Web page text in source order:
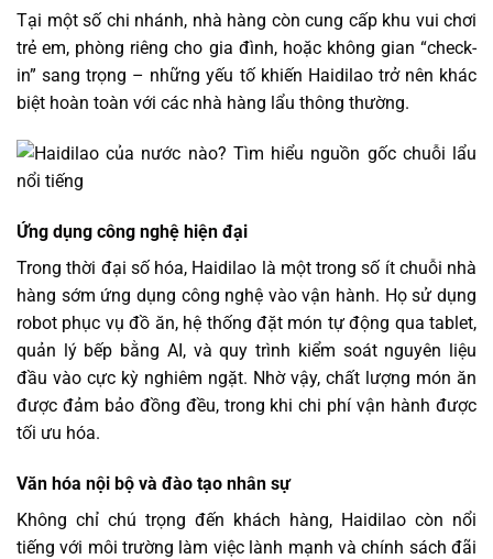
Tại một số chi nhánh, nhà hàng còn cung cấp khu vui chơi
trẻ em, phòng riêng cho gia đình, hoặc không gian “check-
in” sang trọng – những yếu tố khiến Haidilao trở nên khác
biệt hoàn toàn với các nhà hàng lẩu thông thường.
Ứng dụng công nghệ hiện đại
Trong thời đại số hóa, Haidilao là một trong số ít chuỗi nhà
hàng sớm ứng dụng công nghệ vào vận hành. Họ sử dụng
robot phục vụ đồ ăn, hệ thống đặt món tự động qua tablet,
quản lý bếp bằng AI, và quy trình kiểm soát nguyên liệu
đầu vào cực kỳ nghiêm ngặt. Nhờ vậy, chất lượng món ăn
được đảm bảo đồng đều, trong khi chi phí vận hành được
tối ưu hóa.
Văn hóa nội bộ và đào tạo nhân sự
Không chỉ chú trọng đến khách hàng, Haidilao còn nổi
tiếng với môi trường làm việc lành mạnh và chính sách đãi